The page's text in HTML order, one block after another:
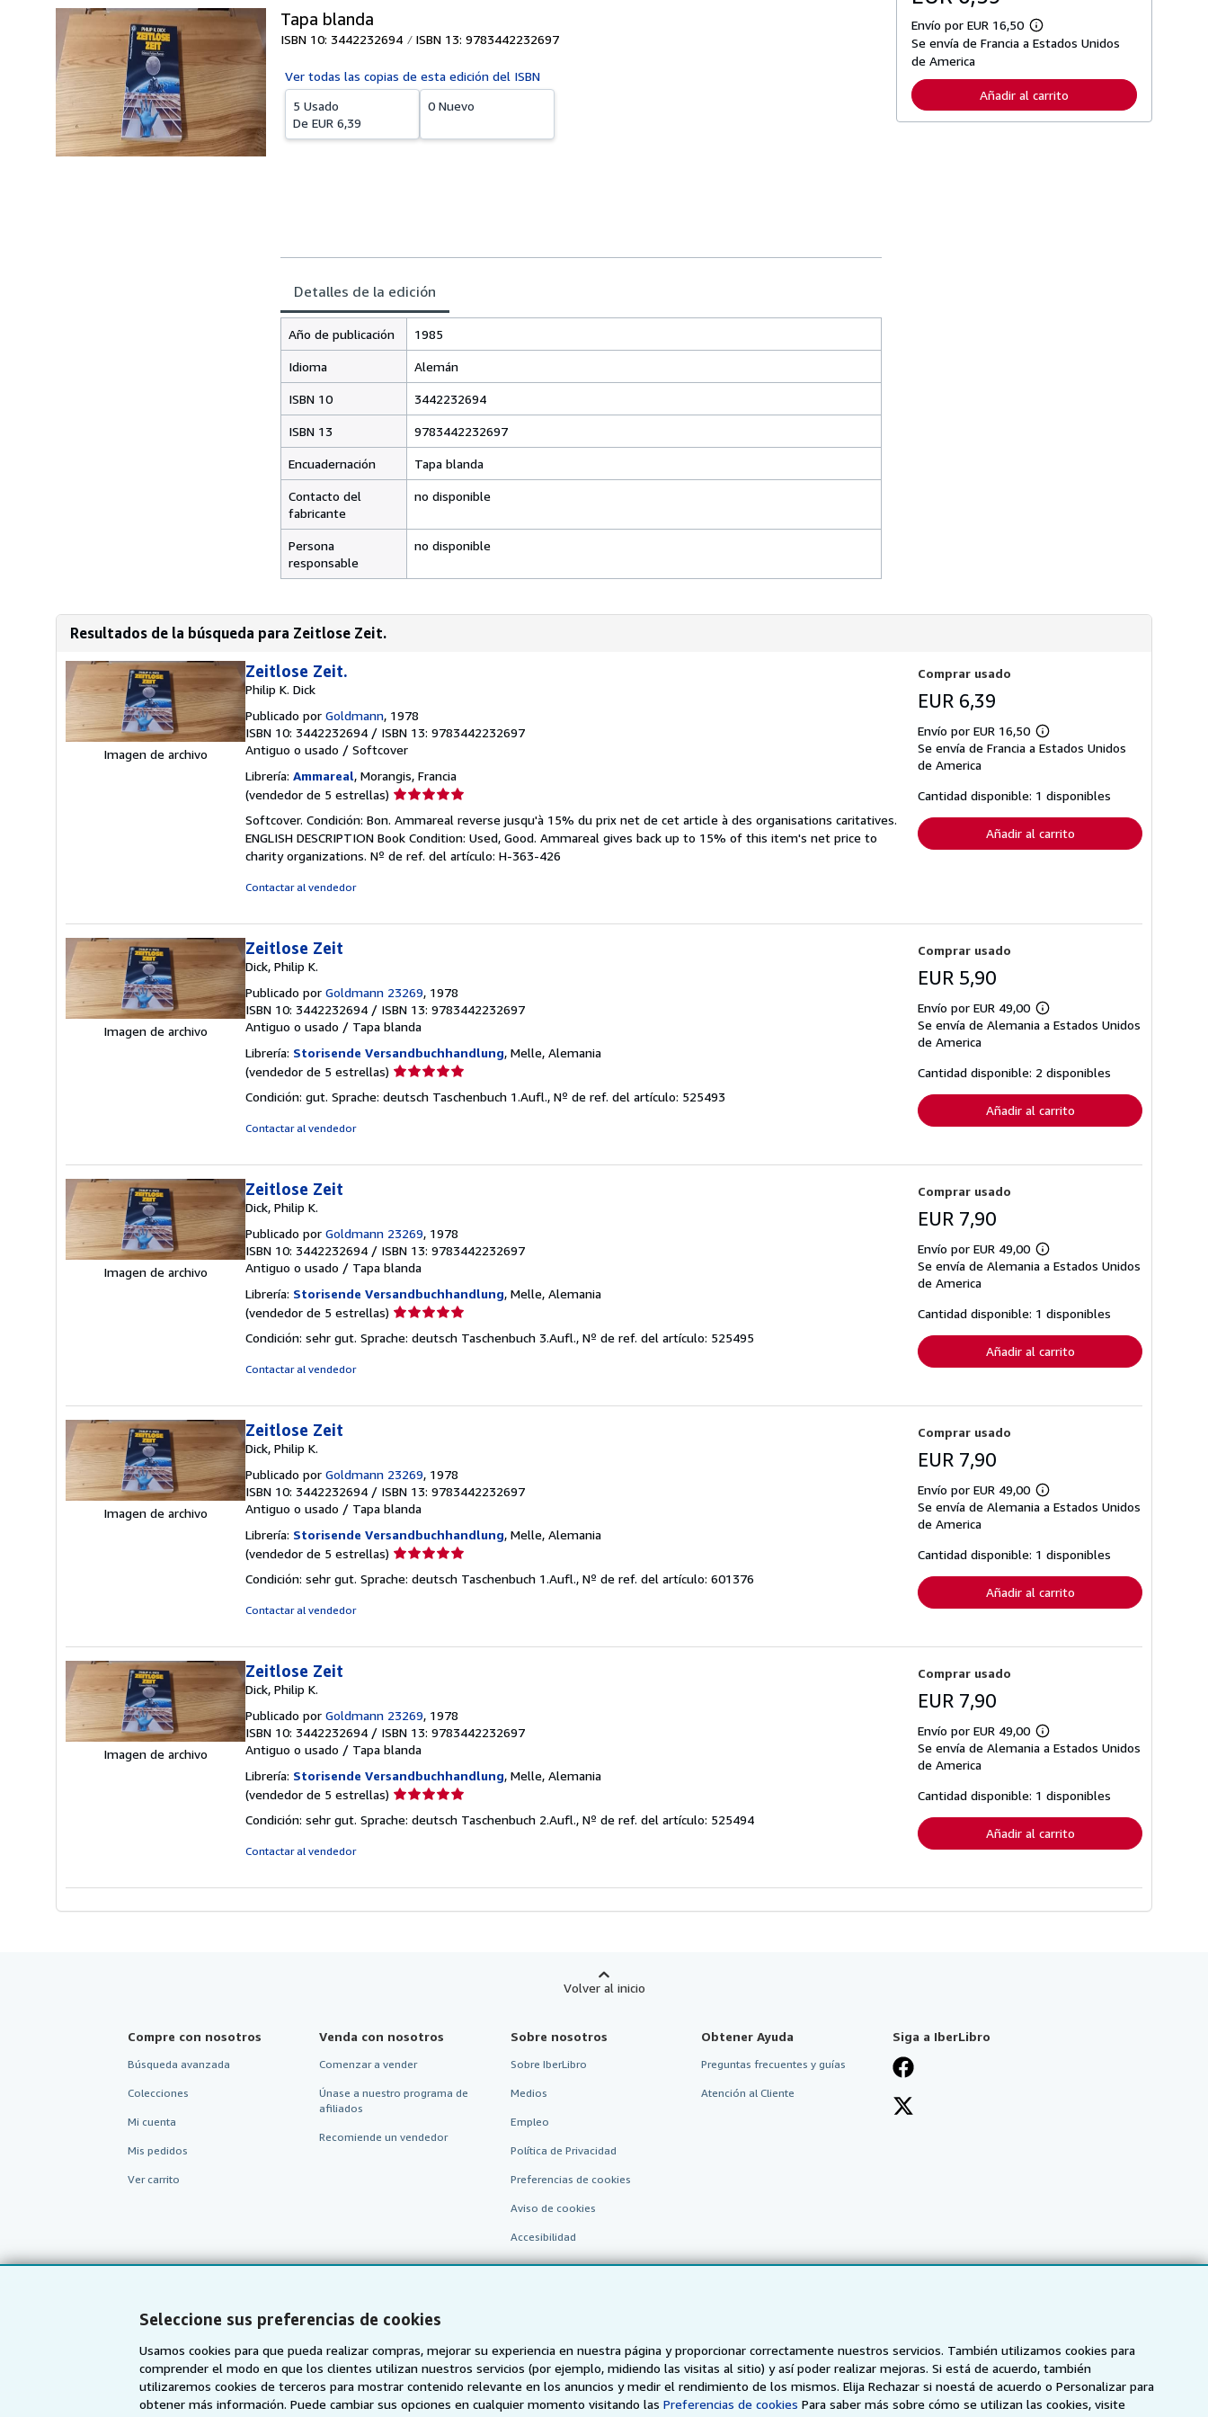
Seleccione sus preferencias de cookies
Usamos cookies para que pueda realizar compras, mejorar su experiencia en nuestra página y proporcionar correctamente nuestros servicios. También utilizamos cookies para
comprender el modo en que los clientes utilizan nuestros servicios (por ejemplo, midiendo las visitas al sitio) y así poder realizar mejoras. Si está de acuerdo, también
utilizaremos cookies de terceros para mostrar contenido relevante en los anuncios y medir el rendimiento de los mismos. Elija Rechazar si noestá de acuerdo o Personalizar para
obtener más información. Puede cambiar sus opciones en cualquier momento visitando las Preferencias de cookies Para saber más sobre cómo se utilizan las cookies, visite
Tapa blanda
ISBN 10: 3442232694 ISBN 13: 9783442232697
Ver todas las copias de esta edición del ISBN
5 Usado
De EUR 6,39
0 Nuevo
Detalles de la edición
Año de publicación 1985
Idioma Alemán
ISBN 10 3442232694
ISBN 13 9783442232697
Encuadernación Tapa blanda
Contacto del
fabricante
no disponible
Persona
responsable
no disponible
Envío por EUR 16,50
M
á
f
o
r
Se envía de Francia a Estados Unidos
de America
Añadir al carrito
Resultados de la búsqueda para Zeitlose Zeit.
Imagen de archivo
Zeitlose Zeit.
Philip K. Dick
Publicado por Goldmann, 1978
ISBN 10: 3442232694 / ISBN 13: 9783442232697
Antiguo o usado / Softcover
Librería: Ammareal, Morangis, Francia
(vendedor de 5 estrellas) Calificación
vendedor:
5
de
Softcover. Condición: Bon. Ammareal reverse jusqu'à 15% du prix net de cet article à des organisations caritatives.
ENGLISH DESCRIPTION Book Condition: Used, Good. Ammareal gives back up to 15% of this item's net price to
charity organizations. Nº de ref. del artículo: H-363-426
Contactar al vendedor
Comprar usado
EUR 6,39
Envío por EUR 16,50
Más
información
tarifas
de
envío
Se envía de Francia a Estados Unidos
de America
Cantidad disponible: 1 disponibles
Añadir al carrito
Imagen de archivo
Zeitlose Zeit
Dick, Philip K.
Publicado por Goldmann 23269, 1978
ISBN 10: 3442232694 / ISBN 13: 9783442232697
Antiguo o usado / Tapa blanda
Librería: Storisende Versandbuchhandlung, Melle, Alemania
(vendedor de 5 estrellas) Calificación
vendedor:
Condición: gut. Sprache: deutsch Taschenbuch 1.Aufl., Nº de ref. del artículo: 525493
Contactar al vendedor
Comprar usado
EUR 5,90
Envío por EUR 49,00
Más
información
tarifas
de
envío
Se envía de Alemania a Estados Unidos
de America
Cantidad disponible: 2 disponibles
Añadir al carrito
Imagen de archivo
Zeitlose Zeit
Dick, Philip K.
Publicado por Goldmann 23269, 1978
ISBN 10: 3442232694 / ISBN 13: 9783442232697
Antiguo o usado / Tapa blanda
Librería: Storisende Versandbuchhandlung, Melle, Alemania
(vendedor de 5 estrellas) Calificación
vendedor:
Condición: sehr gut. Sprache: deutsch Taschenbuch 3.Aufl., Nº de ref. del artículo: 525495
Contactar al vendedor
Comprar usado
EUR 7,90
Envío por EUR 49,00
Más
información
tarifas
de
envío
Se envía de Alemania a Estados Unidos
de America
Cantidad disponible: 1 disponibles
Añadir al carrito
Imagen de archivo
Zeitlose Zeit
Dick, Philip K.
Publicado por Goldmann 23269, 1978
ISBN 10: 3442232694 / ISBN 13: 9783442232697
Antiguo o usado / Tapa blanda
Librería: Storisende Versandbuchhandlung, Melle, Alemania
(vendedor de 5 estrellas) Calificación
vendedor:
Condición: sehr gut. Sprache: deutsch Taschenbuch 1.Aufl., Nº de ref. del artículo: 601376
Contactar al vendedor
Comprar usado
EUR 7,90
Envío por EUR 49,00
Más
información
tarifas
de
envío
Se envía de Alemania a Estados Unidos
de America
Cantidad disponible: 1 disponibles
Añadir al carrito
Imagen de archivo
Zeitlose Zeit
Dick, Philip K.
Publicado por Goldmann 23269, 1978
ISBN 10: 3442232694 / ISBN 13: 9783442232697
Antiguo o usado / Tapa blanda
Librería: Storisende Versandbuchhandlung, Melle, Alemania
(vendedor de 5 estrellas) Calificación
vendedor:
Condición: sehr gut. Sprache: deutsch Taschenbuch 2.Aufl., Nº de ref. del artículo: 525494
Contactar al vendedor
Comprar usado
EUR 7,90
Envío por EUR 49,00
Más
información
tarifas
de
envío
Se envía de Alemania a Estados Unidos
de America
Cantidad disponible: 1 disponibles
Añadir al carrito
Volver al inicio
Compre con nosotros
Búsqueda avanzada
Colecciones
Mi cuenta
Mis pedidos
Ver carrito
Venda con nosotros
Comenzar a vender
Únase a nuestro programa de
afiliados
Recomiende un vendedor
Sobre nosotros
Sobre IberLibro
Medios
Empleo
Política de Privacidad
Preferencias de cookies
Aviso de cookies
Accesibilidad
Obtener Ayuda
Preguntas frecuentes y guías
Atención al Cliente
Siga a IberLibro
AbeBooks.com AbeBooks.co.uk AbeBooks.de AbeBooks.fr AbeBooks.it AbeBooks Aus/NZ AbeBooks.ca ZVAB.com